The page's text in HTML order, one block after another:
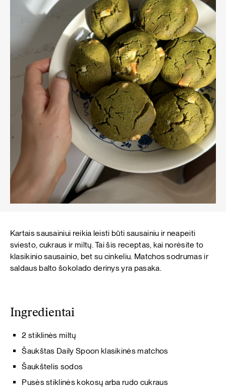
Ingredientai
2 stiklinės miltų
Šaukštas Daily Spoon klasikinės matchos
Šaukštelis sodos
Pusės stiklinės kokosų arba rudo cukraus
Kartais sausainiui reikia leisti būti sausainiu ir neapeiti
sviesto, cukraus ir miltų. Tai šis receptas, kai norėsite to
klasikinio sausainio, bet su cinkeliu. Matchos sodrumas ir
saldaus balto šokolado derinys yra pasaka.